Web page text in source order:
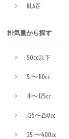
BLAZE
排気量から探す
50cc以下
51〜110cc
111〜125cc
126〜250cc
251〜400cc